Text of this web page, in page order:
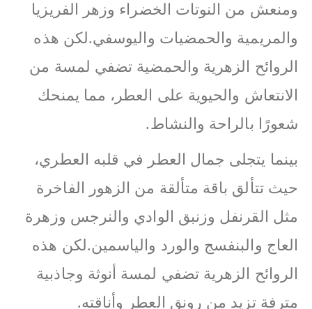
ومنعش من النوتات الخضراء وزهر الفريزيا
والمريمية والحمضيات واليوسفي.لكن هذه
الروائح الزهرية والحمضية تضفي لمسة من
الانتعاش والحيوية على العطر، مما يمنحك
شعورًا بالراحة والنشاط.
بينما يتجلى جمال العطر في قلبه العطري،
حيث تتألق باقة متألقة من الزهور الفاخرة
مثل القرنفل وزنبق الوادي والنرجس وزهرة
العاج والبنفسج والورد والياسمين.لكن هذه
الروائح الزهرية تضفي لمسة أنوثة وجاذبية
مترفة تزيد من رونق العطر وأناقته.